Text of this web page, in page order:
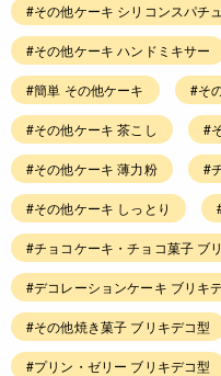
#その他ケーキ シリコンスパチ
#その他ケーキ ハンドミキサー
#簡単 その他ケーキ #そ
#その他ケーキ 茶こし #
#その他ケーキ 薄力粉 #
#その他ケーキ しっとり
#チョコケーキ・チョコ菓子 ブ
#デコレーションケーキ ブリキ
#その他焼き菓子 ブリキデコ型
#プリン・ゼリー ブリキデコ型